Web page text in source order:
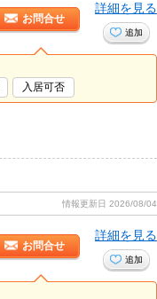
お問合せ
詳細を見る
追加
入居可否
情報更新日 2026/08/04
お問合せ
詳細を見る
追加